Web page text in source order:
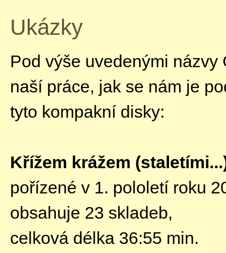
Ukázky
Pod výše uvedenými
naší práce, jak se nám je
tyto kompakní disky:
Křížem krážem
pořízené v 1. pololetí roku
obsahuje 23 skladeb,
celková délka 36:55 min.